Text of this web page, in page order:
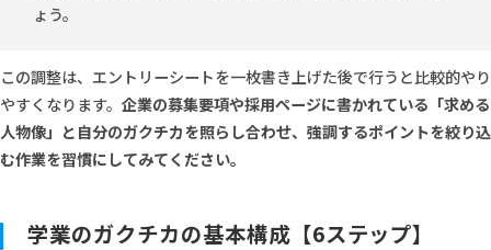
ょう。
この調整は、エントリーシートを一枚書き上げた後で行うと比較的やり
やすくなります。 企業の募集要項や採用ページに書かれている「求める
人物像」と自分のガクチカを照らし合わせ、強調するポイントを絞り込
む作業を習慣にしてみてください。
学業のガクチカの基本構成【6ステップ】